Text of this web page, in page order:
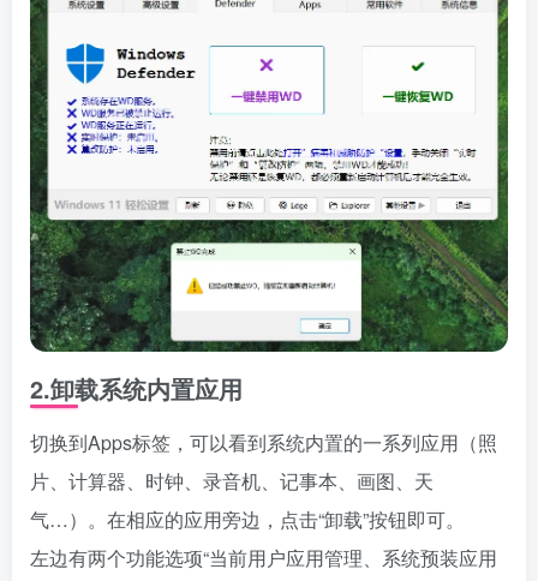
2.卸载系统内置应用
切换到Apps标签，可以看到系统内置的一系列应用（照
片、计算器、时钟、录音机、记事本、画图、天
气…）。在相应的应用旁边，点击“卸载”按钮即可。
左边有两个功能选项“当前用户应用管理、系统预装应用